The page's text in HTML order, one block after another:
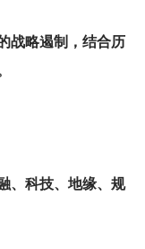
战略遏制，结合历
、科技、地缘、规